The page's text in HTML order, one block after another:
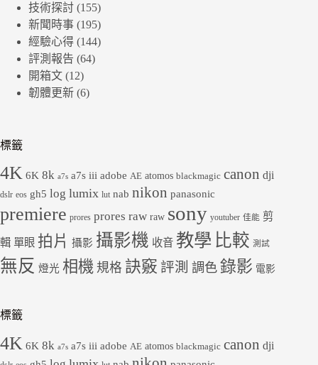
技術探討 (155)
新聞時事 (195)
經驗心得 (144)
評測報告 (64)
開箱文 (12)
韌體更新 (6)
標籤
4K 6K 8k a7s a7s iii adobe AE atomos blackmagic canon dji
dslr eos gh5 log lumix lut nab nikon panasonic
premiere prores prores raw raw sony youtuber 佳能 剪
輯 單眼 拍片 攝影 攝影機 收音 教學 比較 測試
無反 燈光 相機 規格 訣竅 評測 調色 錄影 電影
標籤
4K 6K 8k a7s a7s iii adobe AE atomos blackmagic canon dji